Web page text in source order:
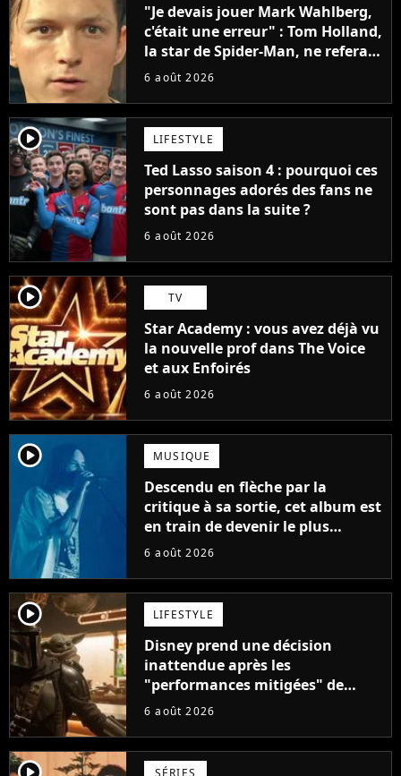
"Je devais jouer Mark Wahlberg,
c'était une erreur" : Tom Holland,
la star de Spider-Man, ne referait
pas ce blockbuster
6 août 2026
player2 LIFESTYLE
Ted Lasso saison 4 : pourquoi ces
personnages adorés des fans ne
sont pas dans la suite ?
6 août 2026
player2 TV
Star Academy : vous avez déjà vu
la nouvelle prof dans The Voice
et aux Enfoirés
6 août 2026
player2 MUSIQUE
Descendu en flèche par la
critique à sa sortie, cet album est
en train de devenir le plus
populaire de son auteur
6 août 2026
player2 LIFESTYLE
Disney prend une décision
inattendue après les
"performances mitigées" de
Vaiana et The Mandalorian &
6 août 2026
SÉRIES